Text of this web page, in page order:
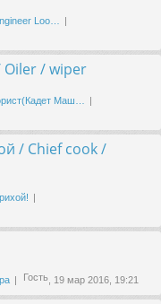
Loo…
Oiler / wiper
Маш…
/ Chief cook /
Гость , 19 мар 2016, 19:21